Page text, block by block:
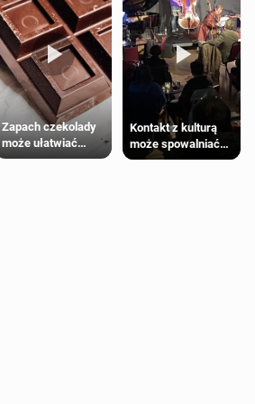
Zapach czekolady
może ułatwiać
trening siłowy
Kontakt z kulturą
może spowalniać
starzenie